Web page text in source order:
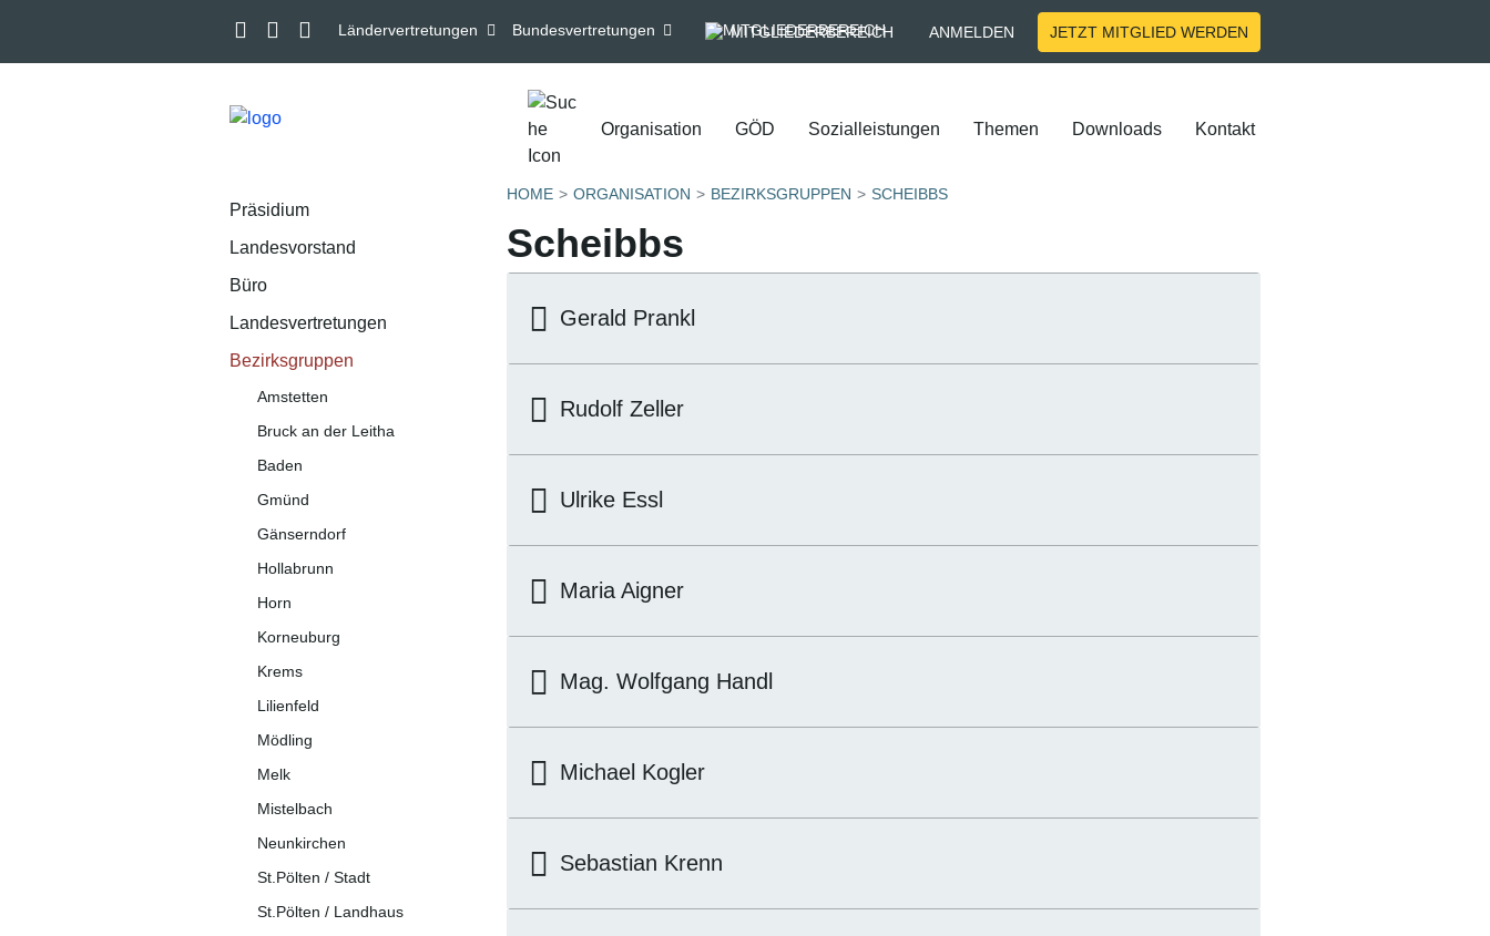
Ländervertretungen Bundesvertretungen MITGLIEDERBEREICH ANMELDEN JETZT MITGLIED WERDEN
Organisation GÖD Sozialleistungen Themen Downloads Kontakt
Präsidium
Landesvorstand
Büro
Landesvertretungen
Bezirksgruppen
Amstetten
Bruck an der Leitha
Baden
Gmünd
Gänserndorf
Hollabrunn
Horn
Korneuburg
Krems
Lilienfeld
Mödling
Melk
Mistelbach
Neunkirchen
St.Pölten / Stadt
St.Pölten / Landhaus
HOME ORGANISATION BEZIRKSGRUPPEN SCHEIBBS
Scheibbs
Gerald Prankl
Rudolf Zeller
Ulrike Essl
Maria Aigner
Mag. Wolfgang Handl
Michael Kogler
Sebastian Krenn